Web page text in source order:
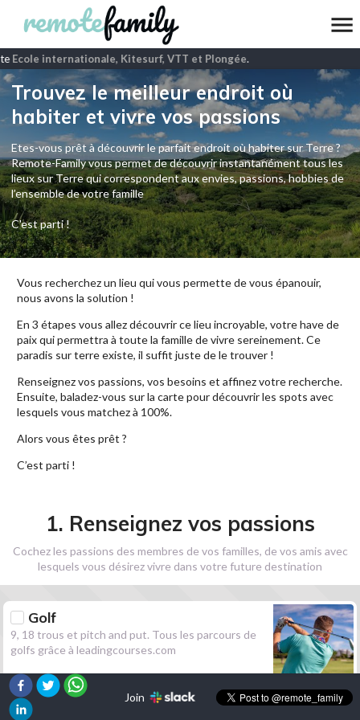
Ecole internationale, Kitesurf, VTT et Plongée.
Trouvez le meilleur endroit où
habiter et vivre vos passions
Etes-vous prêt à découvrir le parfait endroit où habiter sur Terre ?
Remote-Family vous permet de découvrir instantanément tous les
lieux sur Terre qui correspondent aux envies, passions, hobbies de
l’ensemble de votre famille
C'est parti !
Vous recherchez un lieu qui vous permette de vous épanouir,
nous avons la solution !
En 3 étapes vous allez découvrir ce lieu incroyable, votre have de
paix qui permettra à toute la famille de vivre sereinement. Ce
paradis sur terre existe, il suffit juste de le trouver !
Renseignez vos passions, vos besoins et affinez votre recherche.
Ensuite, baladez-vous sur la carte pour découvrir les spots avec
lesquels vous matchez à 100%.
Alors vous êtes prêt ?
C’est parti !
1. Renseignez vos passions
Cochez les passions des membres de vos familles, de vos amis avec
lesquels vous désirez vivre dans votre future destination
Golf
9, 18 trous et pitch and put. Tous les parcours de
golfs grâce à leadingcourses.com
Randonnée
Join